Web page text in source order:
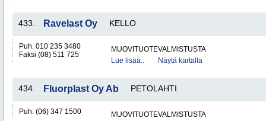
433. Ravelast Oy KELLO
Puh. 010 235 3480
Faksi (08) 511 725
MUOVITUOTEVALMISTUSTA
Lue lisää..
Näytä kartalla
434. Fluorplast Oy Ab PETOLAHTI
Puh. (06) 347 1500
MUOVITUOTEVALMISTUSTA